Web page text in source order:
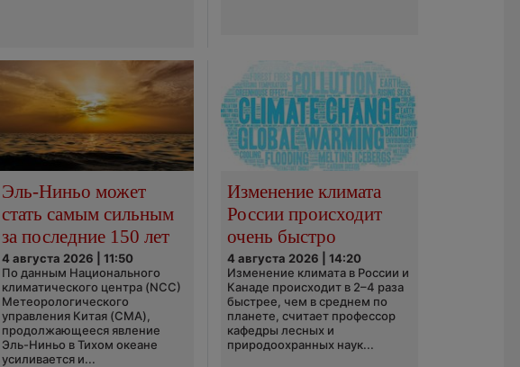
Эль-Ниньо может
стать самым сильным
за последние 150 лет
4 августа 2026 | 11:50
По данным Национального
климатического центра (NCC)
Метеорологического
управления Китая (CMA),
продолжающееся явление
Эль-Ниньо в Тихом океане
усиливается и...
Изменение климата
России происходит
очень быстро
4 августа 2026 | 14:20
Изменение климата в России и
Канаде происходит в 2–4 раза
быстрее, чем в среднем по
планете, считает профессор
кафедры лесных и
природоохранных наук...